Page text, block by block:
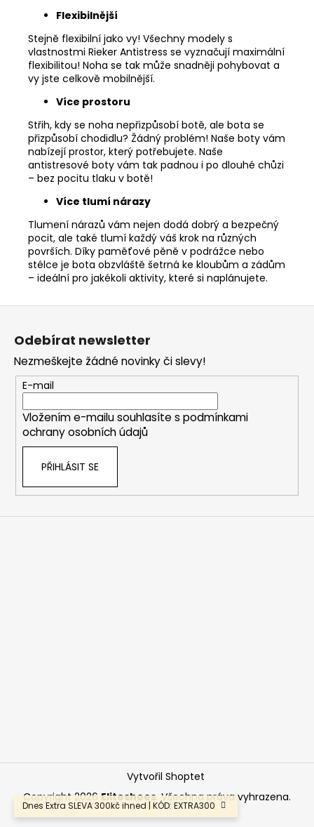
Dnes Extra SLEVA 300kč ihned | KÓD: EXTRA300
Flexibilnější
Stejně flexibilní jako vy! Všechny modely s
vlastnostmi Rieker Antistress se vyznačují maximální
flexibilitou! Noha se tak může snadněji pohybovat a
vy jste celkově mobilnější.
Více prostoru
Střih, kdy se noha nepřizpůsobí botě, ale bota se
přizpůsobí chodidlu? Žádný problém! Naše boty vám
nabízejí prostor, který potřebujete. Naše
antistresové boty vám tak padnou i po dlouhé chůzi
– bez pocitu tlaku v botě!
Více tlumí nárazy
Tlumení nárazů vám nejen dodá dobrý a bezpečný
pocit, ale také tlumí každý váš krok na různých
površích. Díky paměťové pěně v podrážce nebo
stélce je bota obzvláště šetrná ke kloubům a zádům
– ideální pro jakékoli aktivity, které si naplánujete.
Z
Odebírat newsletter
Nezmeškejte žádné novinky či slevy!
E-mail
Vložením e-mailu souhlasíte s podmínkami
ochrany osobních údajů
PŘIHLÁSIT SE
Vytvořil Shoptet
Copyright 2026Eliteshoes. Všechna práva vyhrazena.